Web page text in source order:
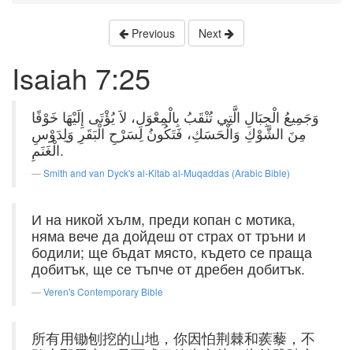
Previous Next
Isaiah 7:25
وَجَمِيعُ الْجِبَالِ الَّتِي تُنْقَبُ بِالْمِعْوَلِ، لاَ يُؤْتَى إِلَيْهَا خَوْفًا
مِنَ الشَّوْكِ وَالْحَسَكِ، فَتَكُونُ لِسَرْحِ الْبَقَرِ وَلِدَوْسِ
الْغَنَمِ.
Smith and van Dyck's al-Kitab al-Muqaddas (Arabic Bible)
И на никой хълм, преди копан с мотика,
няма вече да дойдеш от страх от тръни и
бодили; ще бъдат място, където се праща
добитък, ще се тъпче от дребен добитък.
Veren's Contemporary Bible
所有用锄刨挖的山地，你因怕荆棘和蒺藜，不